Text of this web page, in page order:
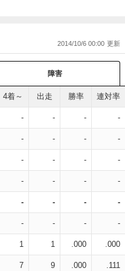
2014/10/6 00:00
障害
4着～ 出走 勝率 連対率
- - - -
- - - -
- - - -
- - - -
- - - -
- - - -
1 1 .000 .000
7 9 .000 .111